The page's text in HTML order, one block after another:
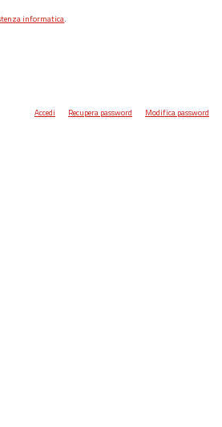
informatica.
Accedi Recupera password Modifica password